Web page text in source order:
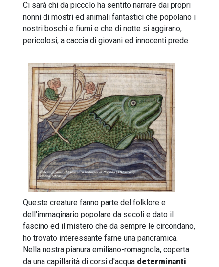
Ci sarà chi da piccolo ha sentito narrare dai propri
nonni di mostri ed animali fantastici che popolano i
nostri boschi e fiumi e che di notte si aggirano,
pericolosi, a caccia di giovani ed innocenti prede.
Queste creature fanno parte del folklore e
dell'immaginario popolare da secoli e dato il
fascino ed il mistero che da sempre le circondano,
ho trovato interessante farne una panoramica.
Nella nostra pianura emiliano-romagnola, coperta
da una capillarità di corsi d'acqua determinanti